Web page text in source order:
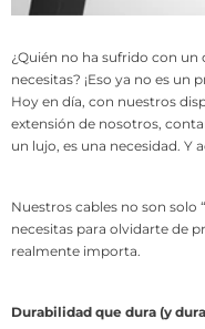
¿Quién no ha sufrido con
necesitas? ¡Eso ya no es un
Hoy en día, con nuestros
extensión de nosotros,
un lujo, es una necesidad. Y
Nuestros cables no son solo
necesitas para olvidarte de
realmente importa.
Durabilidad que dura (y